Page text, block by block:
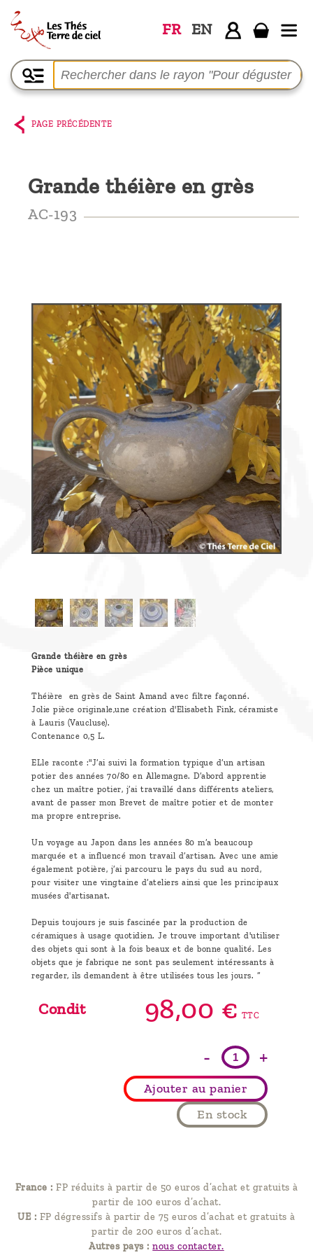
FR EN
Accueil
La
boutique
Parmi les
producteurs,
nous ?
Découvrir
le thé
Pu'Erh
Comment
infuser
votre thé
Contactez-
nous !
PAGE PRÉCÉDENTE
Grande théière en grès
AC-193
Grande théière en grès
Pièce unique
Théière en grès de Saint Amand avec filtre façonné.
Jolie pièce originale,une création d'Elisabeth Fink, céramiste
à Lauris (Vaucluse).
Contenance 0,5 L.
ELle raconte :"J’ai suivi la formation typique d’un artisan
potier des années 70/80 en Allemagne. D’abord apprentie
chez un maître potier, j’ai travaillé dans différents ateliers,
avant de passer mon Brevet de maître potier et de monter
ma propre entreprise.
Un voyage au Japon dans les années 80 m’a beaucoup
marquée et a influencé mon travail d’artisan. Avec une amie
également potière, j’ai parcouru le pays du sud au nord,
pour visiter une vingtaine d’ateliers ainsi que les principaux
musées d'artisanat.
Depuis toujours je suis fascinée par la production de
céramiques à usage quotidien. Je trouve important d'utiliser
des objets qui sont à la fois beaux et de bonne qualité. Les
objets que je fabrique ne sont pas seulement intéressants à
regarder, ils demandent à être utilisées tous les jours. “
Condit 98,00 € TTC
- +
Ajouter au panier
En stock
France : FP réduits à partir de 50 euros d’achat et gratuits à
partir de 100 euros d’achat.
UE : FP dégressifs à partir de 75 euros d’achat et gratuits à
partir de 200 euros d’achat.
Autres pays : nous contacter.